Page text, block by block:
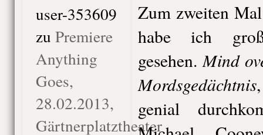
user-353609
zu Premiere
Anything
Goes,
28.02.2013,
Gärtnerplatztheater
Zum zweiten
habe ich
gesehen.Mind
Mordsgedächtnis
genial